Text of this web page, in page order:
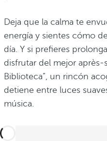
Deja que la calma te
energía y sientes cómo
día. Y si prefieres
disfrutar del mejor après-
Biblioteca”, un rincón
detiene entre luces
música.